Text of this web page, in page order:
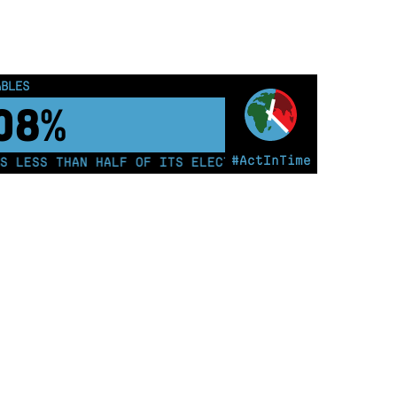
#ActInTime
HALF OF ITS ELECTRICITY FROM COAL FOR